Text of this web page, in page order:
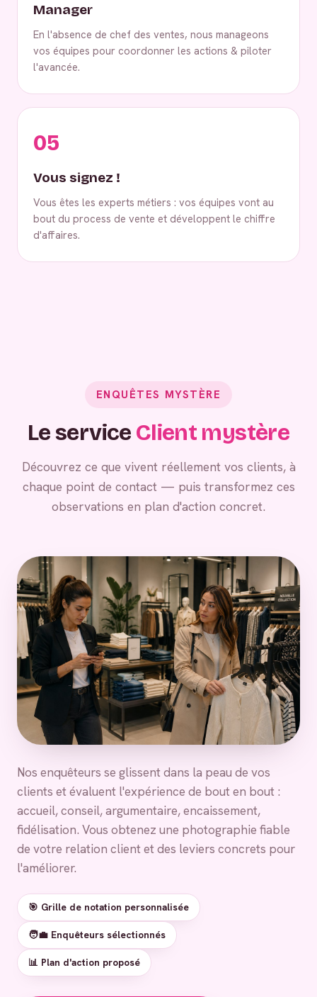
Manager
En l'absence de chef des ventes, nous manageons
vos équipes pour coordonner les actions & piloter
l'avancée.
05
Vous signez !
Vous êtes les experts métiers : vos équipes vont au
bout du process de vente et développent le chiffre
d'affaires.
ENQUÊTES MYSTÈRE
Le service Client mystère
Découvrez ce que vivent réellement vos clients, à
chaque point de contact — puis transformez ces
observations en plan d'action concret.
Nos enquêteurs se glissent dans la peau de vos
clients et évaluent l'expérience de bout en bout :
accueil, conseil, argumentaire, encaissement,
fidélisation. Vous obtenez une photographie fiable
de votre relation client et des leviers concrets pour
l'améliorer.
🎯 Grille de notation personnalisée
🧑‍💼 Enquêteurs sélectionnés
📊 Plan d'action proposé